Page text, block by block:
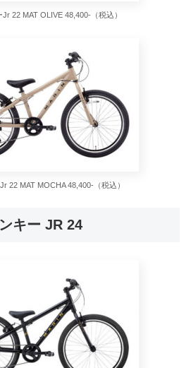
22 MAT OLIVE 48,400-（税込）
22 MAT MOCHA 48,400-（税込）
ンキー JR 24